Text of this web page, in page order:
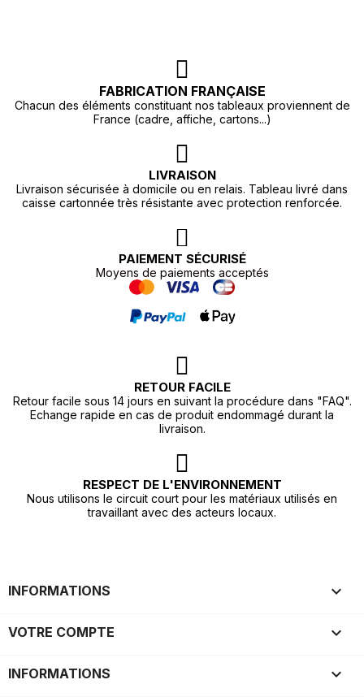
FABRICATION FRANÇAISE
Chacun des éléments constituant nos tableaux proviennent de
France (cadre, affiche, cartons...)
LIVRAISON
Livraison sécurisée à domicile ou en relais. Tableau livré dans
caisse cartonnée très résistante avec protection renforcée.
PAIEMENT SÉCURISÉ
Moyens de paiements acceptés
RETOUR FACILE
Retour facile sous 14 jours en suivant la procédure dans "FAQ".
Echange rapide en cas de produit endommagé durant la
livraison.
RESPECT DE L'ENVIRONNEMENT
Nous utilisons le circuit court pour les matériaux utilisés en
travaillant avec des acteurs locaux.
INFORMATIONS 
VOTRE COMPTE 
INFORMATIONS keyboard_arrow_down